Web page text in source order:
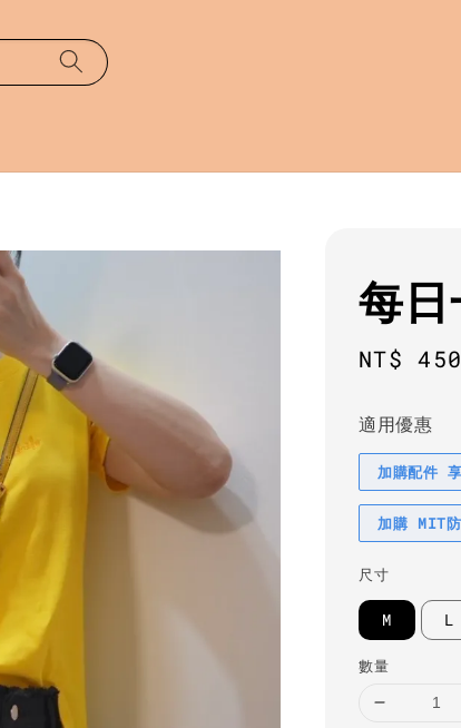
每
Sale
NT$
適用優惠
加購配件
加購 MIT
尺寸
M L
數量